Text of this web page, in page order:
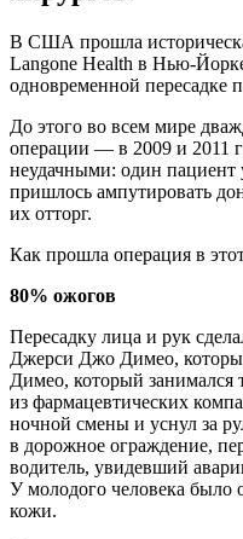
В США прошла
Langone Health в Нью-
одновременной пересадке
До этого во всем мире
операции — в 2009 и 2011
неудачными: один
пришлось ампутировать
их отторг.
Как прошла операция в
80% ожогов
Пересадку лица и рук
Джерси Джо Димео,
Димео, который занимался
из фармацевтических
ночной смены и уснул за
в дорожное ограждение,
водитель, увидевший
У молодого человека было
кожи.